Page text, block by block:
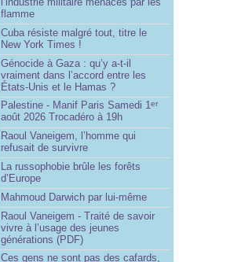
flamme
Cuba résiste malgré tout, titre le
New York Times !
Génocide à Gaza : qu’y a-t-il
vraiment dans l’accord entre les
États-Unis et le Hamas ?
Palestine - Manif Paris Samedi 1er
août 2026 Trocadéro à 19h
Raoul Vaneigem, l’homme qui
refusait de survivre
La russophobie brûle les forêts
d’Europe
Mahmoud Darwich par lui-même
Raoul Vaneigem - Traité de savoir
vivre à l’usage des jeunes
générations (PDF)
Ces gens ne sont pas des cafards,